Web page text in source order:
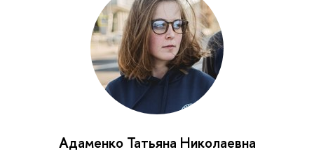
Адаменко Татьяна Николаевна